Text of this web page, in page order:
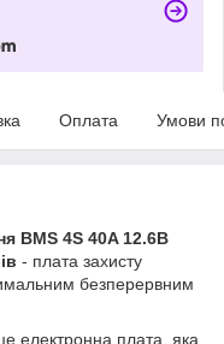
Оплата Умови
BMS 4S 40A 12.6В
- плата захисту
безперервним
електронна плата, яка